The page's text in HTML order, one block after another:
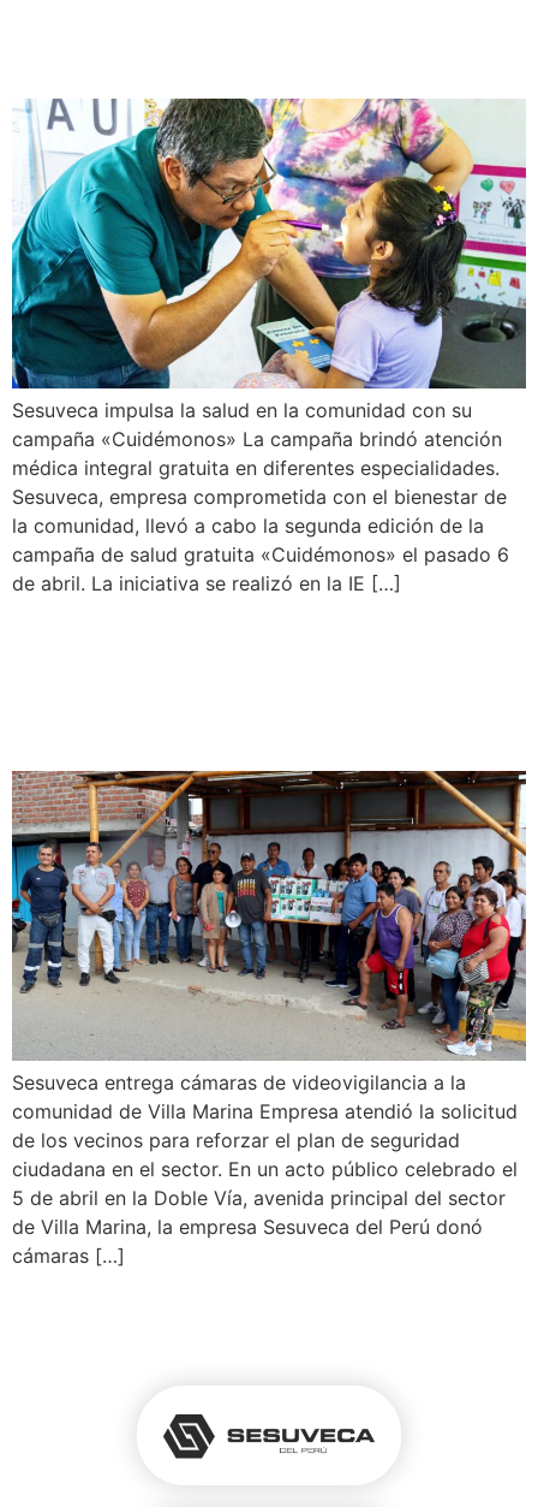
Sesuveca impulsa la salud en la comunidad con su
campaña «Cuidémonos» La campaña brindó atención
médica integral gratuita en diferentes especialidades.
Sesuveca, empresa comprometida con el bienestar de
la comunidad, llevó a cabo la segunda edición de la
campaña de salud gratuita «Cuidémonos» el pasado 6
de abril. La iniciativa se realizó en la IE […]
Sesuveca entrega cámaras de videovigilancia a la
comunidad de Villa Marina Empresa atendió la solicitud
de los vecinos para reforzar el plan de seguridad
ciudadana en el sector. En un acto público celebrado el
5 de abril en la Doble Vía, avenida principal del sector
de Villa Marina, la empresa Sesuveca del Perú donó
cámaras […]